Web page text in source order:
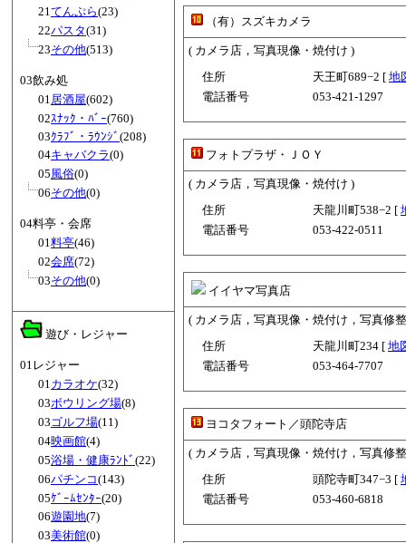
21 てんぷら(23)
22パスタ(31)
23その他(513)
03飲み処
01 居酒屋(602)
02ｽﾅｯｸ・ﾊﾞｰ(760)
03ｸﾗﾌﾞ・ﾗｳﾝｼﾞ (208)
04キャバクラ(0)
05風俗(0)
06その他(0)
04料亭・会席
01 料亭(46)
02会席(72)
03その他(0)
遊び・レジャー
01レジャー
01 カラオケ(32)
03ボウリング場(8)
03 ゴルフ場(11)
04映画館(4)
05浴場・健康ﾗﾝﾄﾞ (22)
06パチンコ(143)
05ｹﾞｰﾑｾﾝﾀｰ(20)
06遊園地(7)
03美術館(0)
（有）スズキカメラ
( カメラ店，写真現像・焼付け )
住所
天王町689−2 [ 地
電話番号
053-421-1297
フォトプラザ・ＪＯＹ
( カメラ店，写真現像・焼付け )
住所
天龍川町538−2 [
電話番号
053-422-0511
イイヤマ写真店
( カメラ店，写真現像・焼付け，写真修
住所
天龍川町234 [ 地
電話番号
053-464-7707
ヨコタフォート／頭陀寺店
( カメラ店，写真現像・焼付け，写真修
住所
頭陀寺町347−3 [
電話番号
053-460-6818